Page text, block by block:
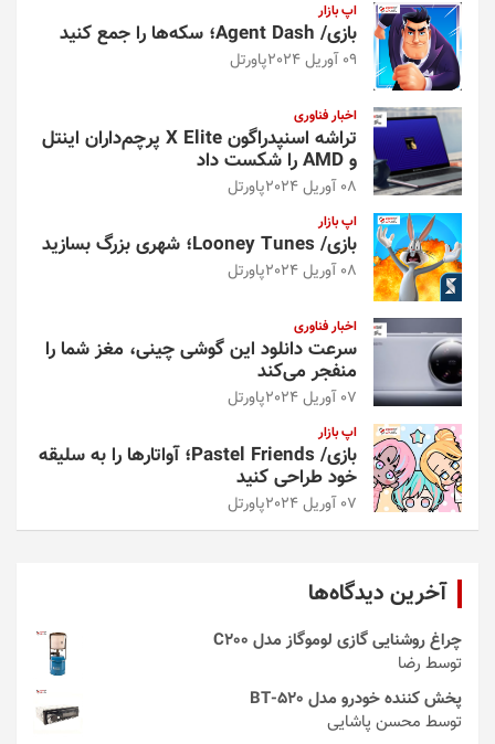
اپ بازار
بازی/ Agent Dash؛ سکه‌ها را جمع کنید
09 آوریل 2024 پاورتل
اخبار فناوری
تراشه اسنپدراگون X Elite پرچم‌داران اینتل
و AMD را شکست داد
08 آوریل 2024 پاورتل
اپ بازار
بازی/ Looney Tunes؛ شهری بزرگ بسازید
08 آوریل 2024 پاورتل
اخبار فناوری
سرعت دانلود این گوشی چینی، مغز شما را
منفجر می‌کند
07 آوریل 2024 پاورتل
اپ بازار
بازی/ Pastel Friends؛ آواتارها را به سلیقه
خود طراحی کنید
07 آوریل 2024 پاورتل
آخرین دیدگاه‌ها
چراغ روشنایی گازی لوموگاز مدل C200
توسط رضا
پخش کننده خودرو مدل 520-BT
توسط محسن پاشایی